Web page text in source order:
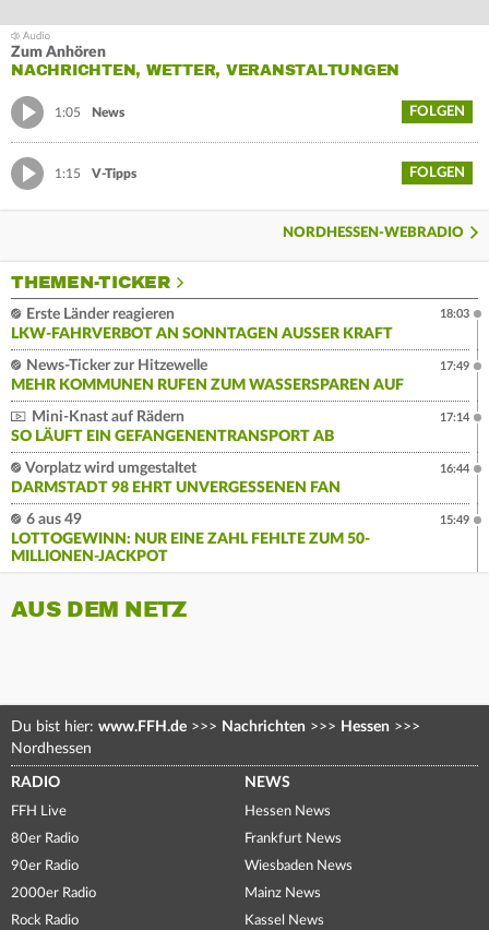
Zum Anhören
NACHRICHTEN, WETTER, VERANSTALTUNGEN
1:05 News FOLGEN
1:15 V-Tipps FOLGEN
NORDHESSEN-WEBRADIO
THEMEN-TICKER
Erste Länder reagieren
LKW-FAHRVERBOT AN SONNTAGEN AUSSER KRAFT
18:03
News-Ticker zur Hitzewelle
MEHR KOMMUNEN RUFEN ZUM WASSERSPAREN AUF
17:49
Mini-Knast auf Rädern
SO LÄUFT EIN GEFANGENENTRANSPORT AB
17:14
Vorplatz wird umgestaltet
DARMSTADT 98 EHRT UNVERGESSENEN FAN
16:44
6 aus 49
LOTTOGEWINN: NUR EINE ZAHL FEHLTE ZUM 50-
MILLIONEN-JACKPOT
15:49
AUS DEM NETZ
Du bist hier: www.FFH.de >>> Nachrichten >>> Hessen >>>
Nordhessen
RADIO
FFH Live
80er Radio
90er Radio
2000er Radio
Rock Radio
NEWS
Hessen News
Frankfurt News
Wiesbaden News
Mainz News
Kassel News